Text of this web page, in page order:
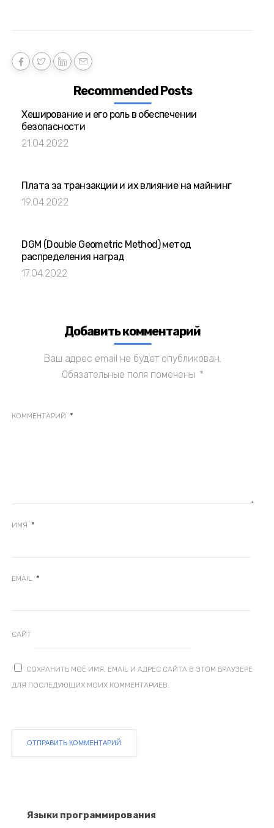
Recommended Posts
Хеширование и его роль в обеспечении
безопасности
21.04.2022
Плата за транзакции и их влияние на майнинг
19.04.2022
DGM (Double Geometric Method) метод
распределения наград
17.04.2022
Добавить комментарий
Ваш адрес email не будет опубликован.
Обязательные поля помечены *
КОММЕНТАРИЙ *
ИМЯ *
EMAIL *
САЙТ
СОХРАНИТЬ МОЁ ИМЯ, EMAIL И АДРЕС САЙТА В ЭТОМ БРАУЗЕРЕ
ДЛЯ ПОСЛЕДУЮЩИХ МОИХ КОММЕНТАРИЕВ.
Языки программирования